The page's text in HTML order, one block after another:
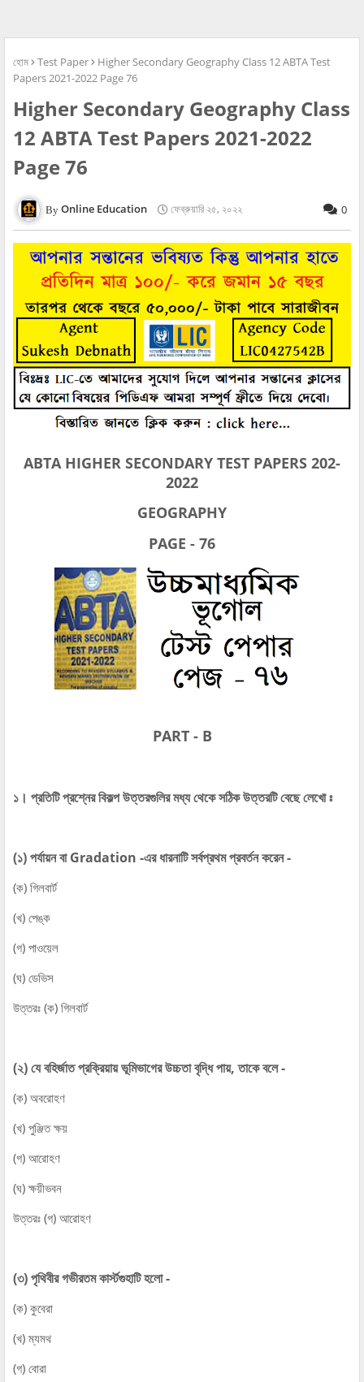
হোম Test Paper
Higher Secondary Geography Class 12 ABTA Test
Papers 2021-2022 Page 76
Higher Secondary Geography Class
12 ABTA Test Papers 2021-2022
Page 76
Online Education ফেব্রুয়ারি ২৫, ২০২২ 0
ABTA HIGHER SECONDARY TEST PAPERS 202-
2022
GEOGRAPHY
PAGE - 76
PART - B
১। প্রতিটি প্রশ্নের বিকল্প উত্তরগুলির মধ্য থেকে সঠিক উত্তরটি বেছে লেখো ঃ
(১) পর্যায়ন বা Gradation -এর ধারনাটি সর্বপ্রথম প্রবর্তন করেন -
(ক) গিলবার্ট
(খ) পেঙ্ক
(গ) পাওয়েল
(ঘ) ডেভিস
উত্তরঃ (ক) গিলবার্ট
(২) যে বহির্জাত প্রক্রিয়ায় ভূমিভাগের উচ্চতা বৃদ্ধি পায়, তাকে বলে -
(ক) অবরোহণ
(খ) পুঞ্জিত ক্ষয়
(গ) আরোহণ
(ঘ) ক্ষয়ীভবন
উত্তরঃ (গ) আরোহণ
(৩) পৃথিবীর গভীরতম কার্স্টগুহাটি হলো -
(ক) কুবেরা
(খ) ম্যমথ
(গ) বোরা